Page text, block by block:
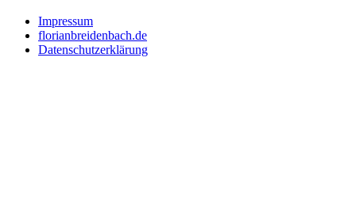
Impressum
florianbreidenbach.de
Datenschutzerklärung